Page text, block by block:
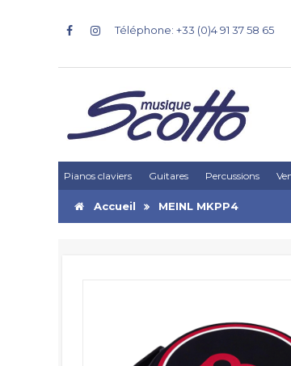
Téléphone: +33 (0)4 91 37 58 65
Pianos claviers Guitares Percussions
Accueil MEINL MKPP4